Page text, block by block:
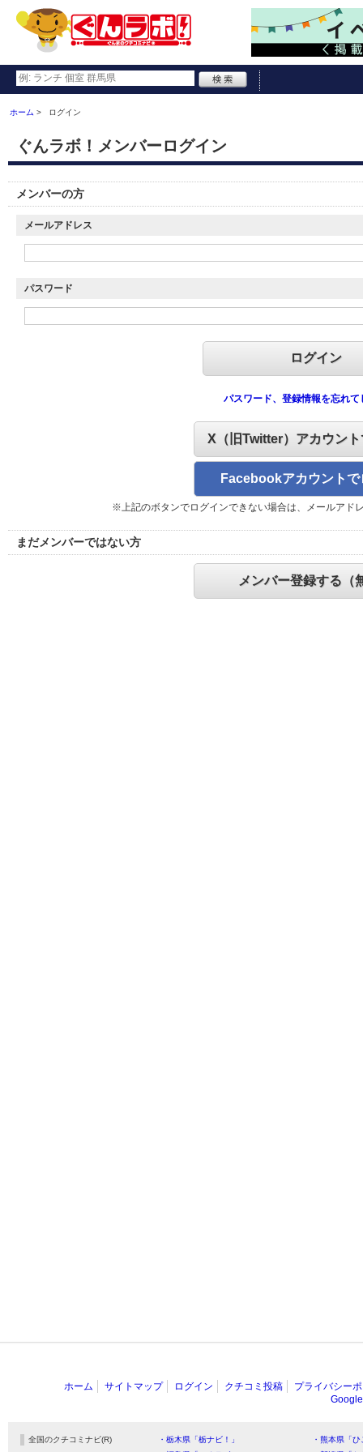
ホーム ログイン
ぐんラボ！メンバーログイン
メンバーの方
メールアドレス
パスワード
パスワード、登録情報を忘れて
X（旧Twitter）アカウン
Facebookアカウントで
※上記のボタンでログインできない場合は、メールアド
まだメンバーではない方
メンバー登録する（
ホーム サイトマップ ログイン クチコミ投稿
プライバシー
全国のクチコミナビ(R) ・栃木県「栃ナビ！」
・熊本県「